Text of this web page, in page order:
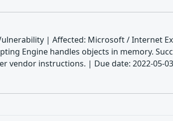
| Affected: Microsoft / Internet
Engine handles objects in memory.
vendor instructions. | Due date: 2022-05-